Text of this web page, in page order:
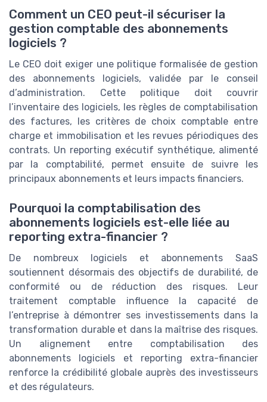
Comment un CEO peut-il sécuriser la
gestion comptable des abonnements
logiciels ?
Le CEO doit exiger une politique formalisée de gestion
des abonnements logiciels, validée par le conseil
d’administration. Cette politique doit couvrir
l’inventaire des logiciels, les règles de comptabilisation
des factures, les critères de choix comptable entre
charge et immobilisation et les revues périodiques des
contrats. Un reporting exécutif synthétique, alimenté
par la comptabilité, permet ensuite de suivre les
principaux abonnements et leurs impacts financiers.
Pourquoi la comptabilisation des
abonnements logiciels est-elle liée au
reporting extra-financier ?
De nombreux logiciels et abonnements SaaS
soutiennent désormais des objectifs de durabilité, de
conformité ou de réduction des risques. Leur
traitement comptable influence la capacité de
l’entreprise à démontrer ses investissements dans la
transformation durable et dans la maîtrise des risques.
Un alignement entre comptabilisation des
abonnements logiciels et reporting extra-financier
renforce la crédibilité globale auprès des investisseurs
et des régulateurs.